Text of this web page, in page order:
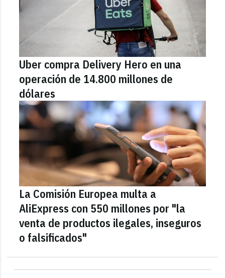
Uber compra Delivery Hero en una
operación de 14.800 millones de
dólares
La Comisión Europea multa a
AliExpress con 550 millones por "la
venta de productos ilegales, inseguros
o falsificados"